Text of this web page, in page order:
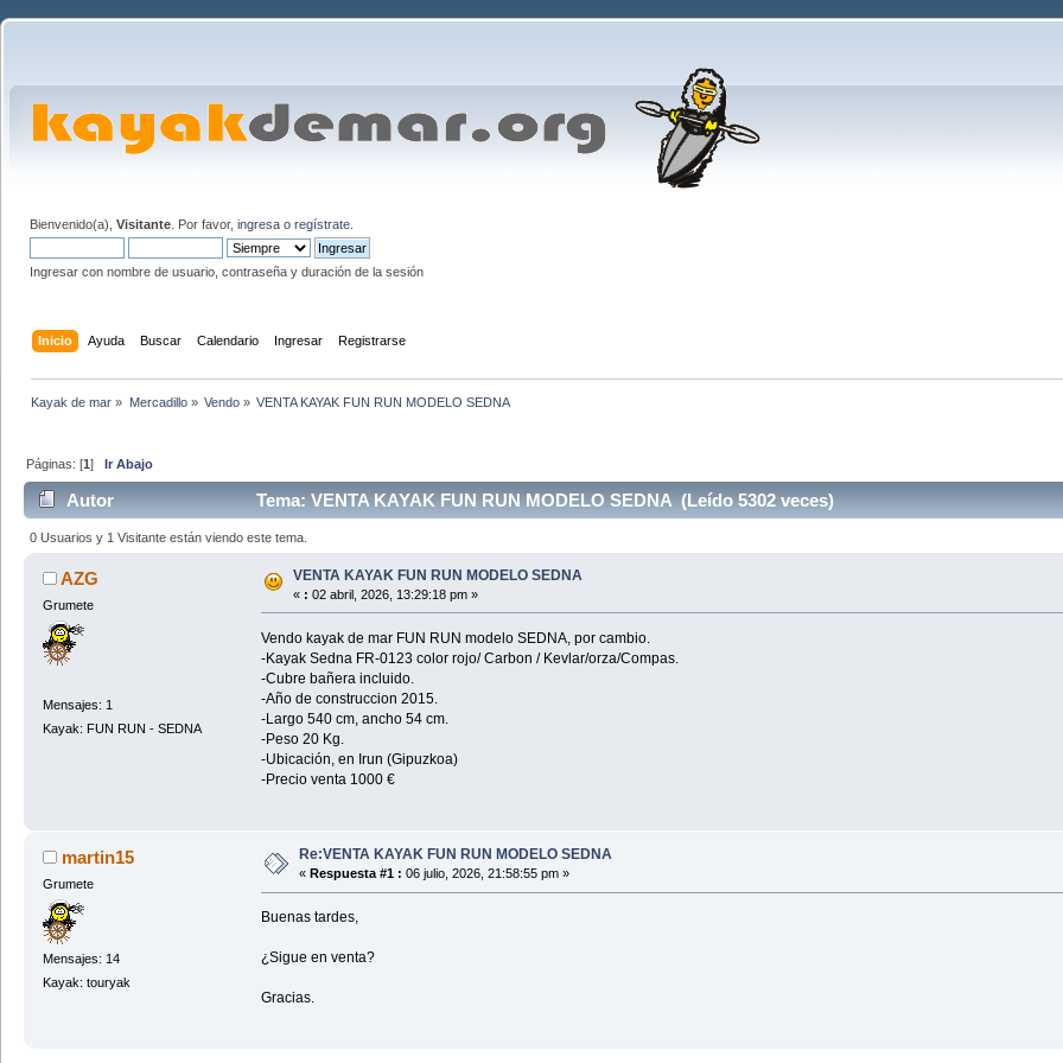
Bienvenido(a), Visitante . Por favor, ingresa o regístrate
Ingresar con nombre de usuario, contraseña y duración de la sesión
Inicio Ayuda Buscar Calendario Ingresar Registrarse
Kayak de mar » Mercadillo» Vendo» VENTA KAYAK FUN RUN MODELO SEDNA
Páginas: [1]Ir Abajo
Autor Tema: VENTA KAYAK FUN RUN MODELO SEDNA (Leído 5302 veces)
0 Usuarios y 1 Visitante están viendo este tema.
AZG
Grumete
Mensajes: 1
Kayak: FUN RUN - SEDNA
VENTA KAYAK FUN RUN MODELO SEDNA
« : 02 abril, 2026, 13:29:18 pm »
Vendo kayak de mar FUN RUN modelo SEDNA, por cambio.
-Kayak Sedna FR-0123 color rojo/ Carbon / Kevlar/orza/Compas.
-Cubre bañera incluido.
-Año de construccion 2015.
-Largo 540 cm, ancho 54 cm.
-Peso 20 Kg.
-Ubicación, en Irun (Gipuzkoa)
-Precio venta 1000 €
martin15
Grumete
Mensajes: 14
Kayak: touryak
Re:VENTA KAYAK FUN RUN MODELO SEDNA
« Respuesta #1 : 06 julio, 2026, 21:58:55 pm »
Buenas tardes,
¿Sigue en venta?
Gracias.